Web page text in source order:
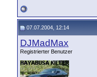
07.07.2004, 12:14
DJMadMax
Registrierter Benutzer